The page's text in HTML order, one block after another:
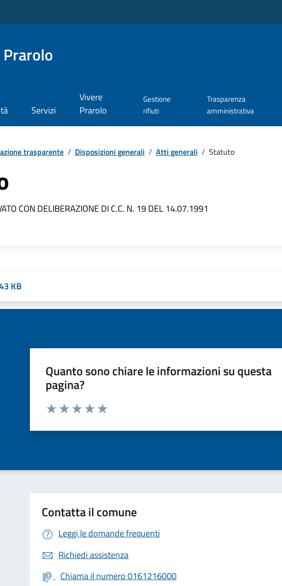
Servizi
Vivere
Prarolo
Gestione
rifiuti
Trasparenza
amministrativa
trasparente / Disposizioni generali / Atti generali / Statuto
CON DELIBERAZIONE DI C.C. N. 19 DEL 14.07.1991
KB
Quanto sono chiare le informazioni su questa
pagina?
Valuta da 1 a 5 stelle la pagina
Contatta il comune
Leggi le domande frequenti
Richiedi assistenza
Chiama il numero 0161216000